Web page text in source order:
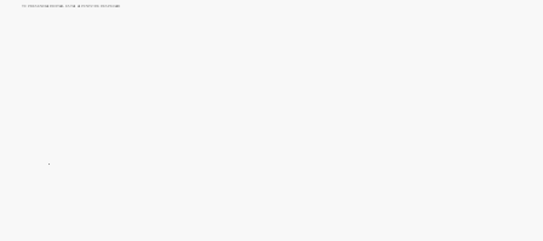
TU PRESENCIA DIGITAL ESTA A PUNTO DE DESPEGAR